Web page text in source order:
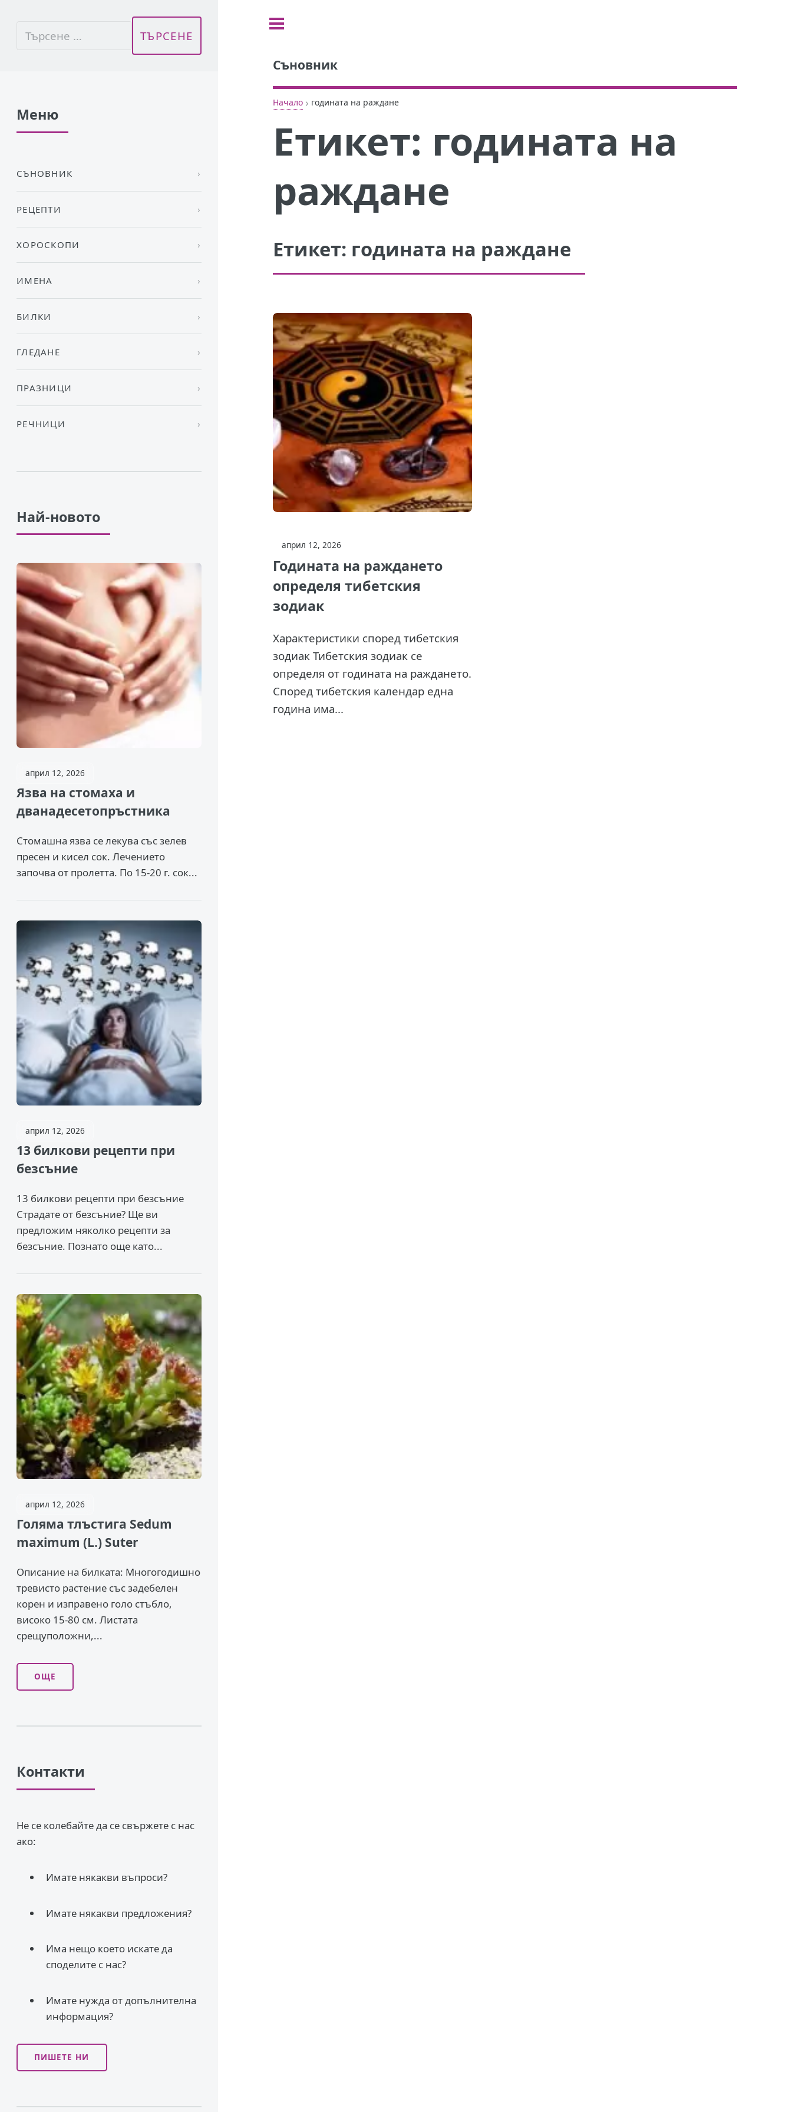
Съновник
Начало › годината на раждане
Етикет: годината на
раждане
Етикет: годината на раждане
април 12, 2026
Годината на раждането
определя тибетския
зодиак
Характеристики според тибетския
зодиак Тибетския зодиак се
определя от годината на раждането.
Според тибетския календар една
година има...
Меню
СЪНОВНИК
РЕЦЕПТИ
ХОРОСКОПИ
ИМЕНА
БИЛКИ
ГЛЕДАНЕ
ПРАЗНИЦИ
РЕЧНИЦИ
Най-новото
април 12, 2026
Язва на стомаха и
дванадесетопръстника
Стомашна язва се лекува със зелев
пресен и кисел сок. Лечението
започва от пролетта. По 15-20 г. сок...
април 12, 2026
13 билкови рецепти при
безсъние
13 билкови рецепти при безсъние
Страдате от безсъние? Ще ви
предложим няколко рецепти за
безсъние. Познато още като...
април 12, 2026
Голяма тлъстига Sedum
maximum (L.) Suter
Описание на билката: Многогодишно
тревисто растение със задебелен
корен и изправено го­ло стъбло,
високо 15-80 см. Листата
срещуположни,...
ОЩЕ
Контакти
Не се колебайте да се свържете с нас
ако:
Имате някакви въпроси?
Имате някакви предложения?
Има нещо което искате да
споделите с нас?
Имате нужда от допълнителна
информация?
ПИШЕТЕ НИ